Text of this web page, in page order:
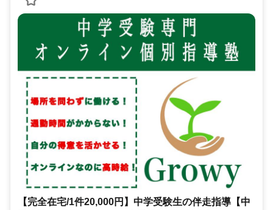
【完全在宅/1件20,000円】中学受験生の伴走指導【中